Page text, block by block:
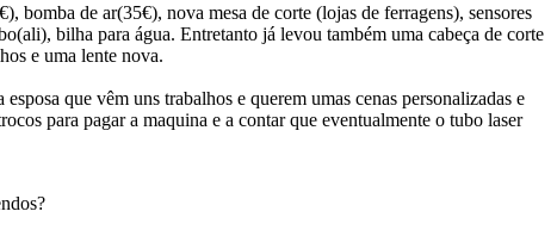
bomba de ar(35€), nova mesa de corte (lojas de ferragens), sensores
bilha para água. Entretanto já levou também uma cabeça de corte
e uma lente nova.
que vêm uns trabalhos e querem umas cenas personalizadas e
para pagar a maquina e a contar que eventualmente o tubo laser